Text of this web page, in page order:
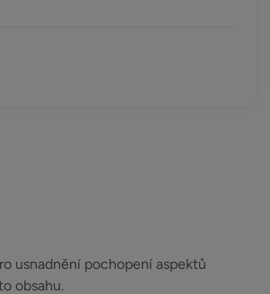
usnadnění pochopení aspektů
obsahu.